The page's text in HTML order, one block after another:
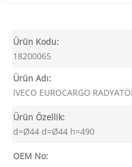
Ürün Kodu:
18200065
Ürün Adı:
IVECO EUROCARGO
Ürün Özellik:
d=Ø44 d=Ø44 h=490
OEM No: